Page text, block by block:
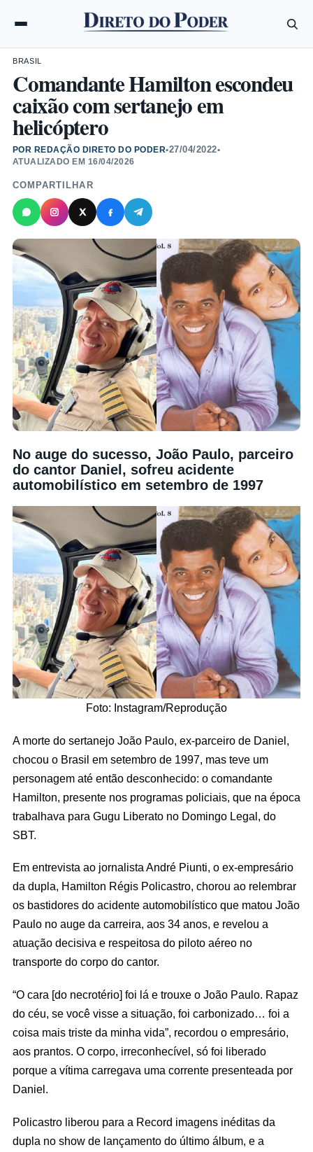
BRASIL
Comandante Hamilton escondeu
caixão com sertanejo em
helicóptero
POR REDAÇÃO DIRETO DO PODER•27/04/2022•
ATUALIZADO EM 16/04/2026
COMPARTILHAR
No auge do sucesso, João Paulo, parceiro
do cantor Daniel, sofreu acidente
automobilístico em setembro de 1997
Foto: Instagram/Reprodução
A morte do sertanejo João Paulo, ex-parceiro de Daniel,
chocou o Brasil em setembro de 1997, mas teve um
personagem até então desconhecido: o comandante
Hamilton, presente nos programas policiais, que na época
trabalhava para Gugu Liberato no Domingo Legal, do
SBT.
Em entrevista ao jornalista André Piunti, o ex-empresário
da dupla, Hamilton Régis Policastro, chorou ao relembrar
os bastidores do acidente automobilístico que matou João
Paulo no auge da carreira, aos 34 anos, e revelou a
atuação decisiva e respeitosa do piloto aéreo no
transporte do corpo do cantor.
“O cara [do necrotério] foi lá e trouxe o João Paulo. Rapaz
do céu, se você visse a situação, foi carbonizado… foi a
coisa mais triste da minha vida”, recordou o empresário,
aos prantos. O corpo, irreconhecível, só foi liberado
porque a vítima carregava uma corrente presenteada por
Daniel.
Policastro liberou para a Record imagens inéditas da
dupla no show de lançamento do último álbum, e a